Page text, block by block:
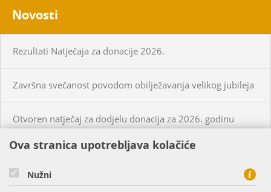
Novosti
Rezultati Natječaja za donacije 2026.
Završna svečanost povodom obilježavanja velikog jubileja
Otvoren natječaj za dodjelu donacija za 2026. godinu
KUPCI
CIJENE PLINA I USLUGA
Ova stranica upotrebljava kolačiće
Nužni